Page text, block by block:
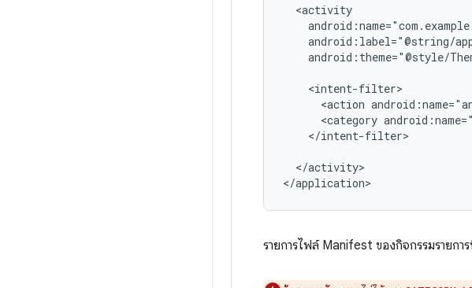
android:theme="@style/
<action
<category android:name="
</intent-filter>
</activity>
</application>
รายการไฟล์ Manifest ของกิจกรรมรายก